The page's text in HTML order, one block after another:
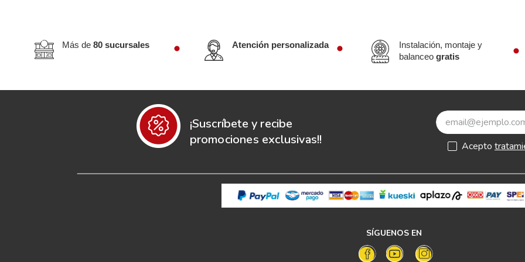
Más de 80 sucursales Atención personalizada
Instalación, montaje y
balanceogratis
¡Suscríbete y recibe
promociones exclusivas!!
Acepto
SÍGUENOS EN